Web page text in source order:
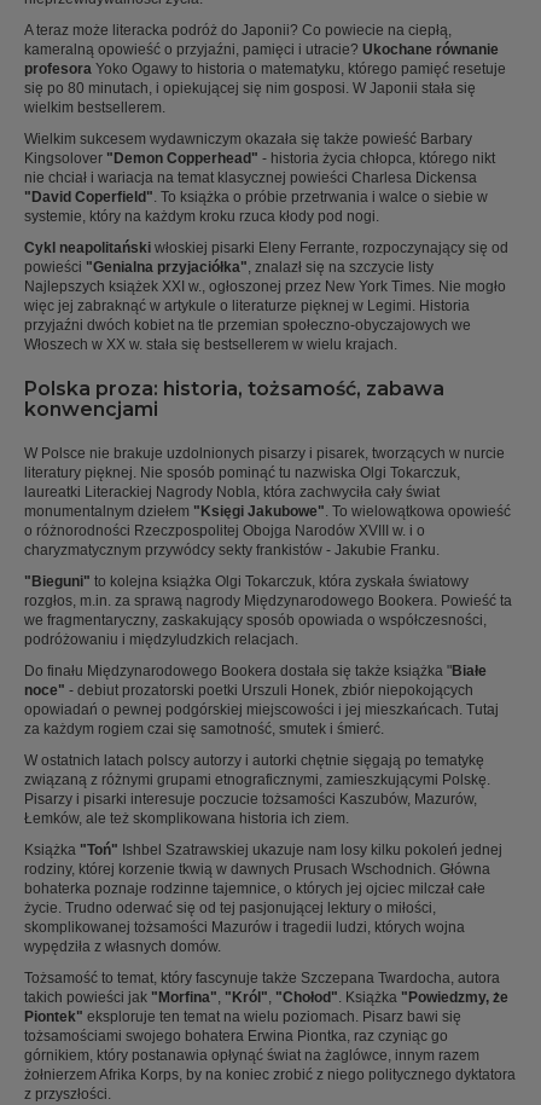
A teraz może literacka podróż do Japonii? Co powiecie na ciepłą,
kameralną opowieść o przyjaźni, pamięci i utracie? Ukochane równanie
profesora Yoko Ogawy to historia o matematyku, którego pamięć resetuje
się po 80 minutach, i opiekującej się nim gosposi. W Japonii stała się
wielkim bestsellerem.
Wielkim sukcesem wydawniczym okazała się także powieść Barbary
Kingsolover "Demon Copperhead" - historia życia chłopca, którego nikt
nie chciał i wariacja na temat klasycznej powieści Charlesa Dickensa
"David Coperfield". To książka o próbie przetrwania i walce o siebie w
systemie, który na każdym kroku rzuca kłody pod nogi.
Cykl neapolitański włoskiej pisarki Eleny Ferrante, rozpoczynający się od
powieści "Genialna przyjaciółka", znalazł się na szczycie listy
Najlepszych książek XXI w., ogłoszonej przez New York Times. Nie mogło
więc jej zabraknąć w artykule o literaturze pięknej w Legimi. Historia
przyjaźni dwóch kobiet na tle przemian społeczno-obyczajowych we
Włoszech w XX w. stała się bestsellerem w wielu krajach.
Polska proza: historia, tożsamość, zabawa
konwencjami
W Polsce nie brakuje uzdolnionych pisarzy i pisarek, tworzących w nurcie
literatury pięknej. Nie sposób pominąć tu nazwiska Olgi Tokarczuk,
laureatki Literackiej Nagrody Nobla, która zachwyciła cały świat
monumentalnym dziełem "Księgi Jakubowe". To wielowątkowa opowieść
o różnorodności Rzeczpospolitej Obojga Narodów XVIII w. i o
charyzmatycznym przywódcy sekty frankistów - Jakubie Franku.
"Bieguni" to kolejna książka Olgi Tokarczuk, która zyskała światowy
rozgłos, m.in. za sprawą nagrody Międzynarodowego Bookera. Powieść ta
we fragmentaryczny, zaskakujący sposób opowiada o współczesności,
podróżowaniu i międzyludzkich relacjach.
Do finału Międzynarodowego Bookera dostała się także książka "Białe
noce" - debiut prozatorski poetki Urszuli Honek, zbiór niepokojących
opowiadań o pewnej podgórskiej miejscowości i jej mieszkańcach. Tutaj
za każdym rogiem czai się samotność, smutek i śmierć.
W ostatnich latach polscy autorzy i autorki chętnie sięgają po tematykę
związaną z różnymi grupami etnograficznymi, zamieszkującymi Polskę.
Pisarzy i pisarki interesuje poczucie tożsamości Kaszubów, Mazurów,
Łemków, ale też skomplikowana historia ich ziem.
Książka "Toń" Ishbel Szatrawskiej ukazuje nam losy kilku pokoleń jednej
rodziny, której korzenie tkwią w dawnych Prusach Wschodnich. Główna
bohaterka poznaje rodzinne tajemnice, o których jej ojciec milczał całe
życie. Trudno oderwać się od tej pasjonującej lektury o miłości,
skomplikowanej tożsamości Mazurów i tragedii ludzi, których wojna
wypędziła z własnych domów.
Tożsamość to temat, który fascynuje także Szczepana Twardocha, autora
takich powieści jak "Morfina", "Król", "Chołod". Książka "Powiedzmy, że
Piontek" eksploruje ten temat na wielu poziomach. Pisarz bawi się
tożsamościami swojego bohatera Erwina Piontka, raz czyniąc go
górnikiem, który postanawia opłynąć świat na żaglówce, innym razem
żołnierzem Afrika Korps, by na koniec zrobić z niego politycznego dyktatora
z przyszłości.